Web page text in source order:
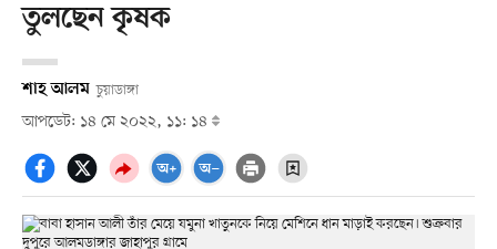
তুলছেন কৃষক
শাহ আলম চুয়াডাঙ্গা
আপডেট: ১৪ মে ২০২২, ১১: ১৪